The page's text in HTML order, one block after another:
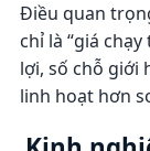
Điều quan
chỉ là “giá
lợi, số chỗ giới
linh hoạt hơn